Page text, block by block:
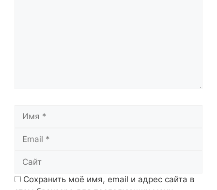
Сохранить моё имя, email и адрес сайта в